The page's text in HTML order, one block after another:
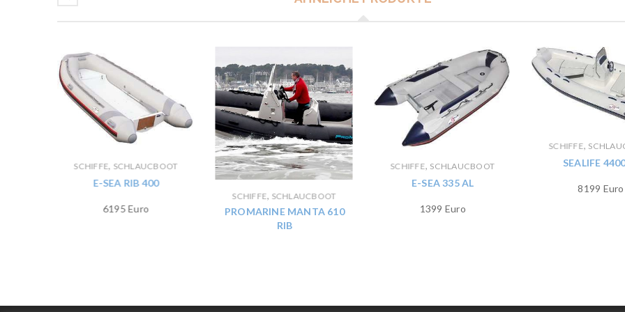
SCHIFFE, SCHLAUCBOOT
E-SEA RIB 400
6195 Euro
SCHIFFE, SCHLAUCBOOT
PROMARINE MANTA 610
RIB
SCHIFFE, SCHLAUCBOOT
E-SEA 335 AL
1399 Euro
SCHIFFE,
SEALIFE
8199 Euro